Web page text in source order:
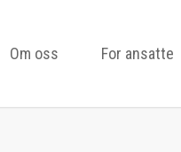
Om oss For ansatte